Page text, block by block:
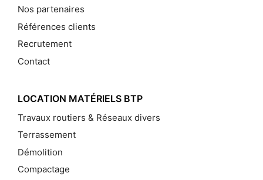
Nos partenaires
Références clients
Recrutement
Contact
LOCATION MATÉRIELS BTP
Travaux routiers & Réseaux divers
Terrassement
Démolition
Compactage